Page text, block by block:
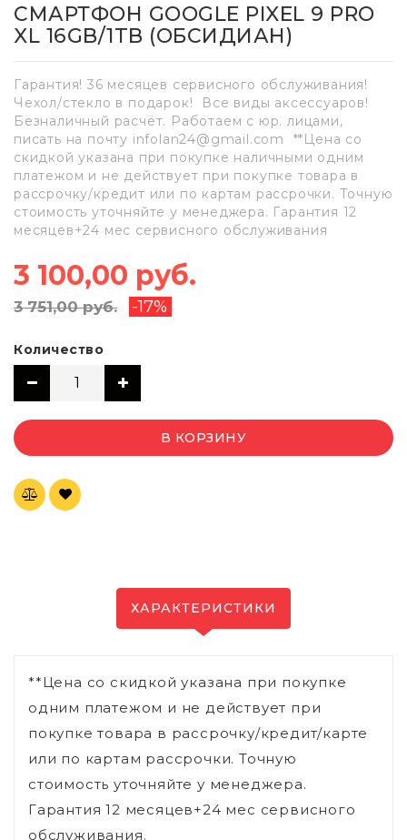
СМАРТФОН GOOGLE PIXEL 9 PRO
XL 16GB/1TB (ОБСИДИАН)
Гарантия! 36 месяцев сервисного обслуживания!
Чехол/стекло в подарок! Все виды аксессуаров!
Безналичный расчёт. Работаем с юр. лицами,
писать на почту infolan24@gmail.com **Цена со
скидкой указана при покупке наличными одним
платежом и не действует при покупке товара в
рассрочку/кредит или по картам рассрочки. Точную
стоимость уточняйте у менеджера. Гарантия 12
месяцев+24 мес сервисного обслуживания
3 100,00 руб.
3 751,00 руб. -17%
Количество
В КОРЗИНУ
ХАРАКТЕРИСТИКИ
**Цена со скидкой указана при покупке
одним платежом и не действует при
покупке товара в рассрочку/кредит/карте
или по картам рассрочки. Точную
стоимость уточняйте у менеджера.
Гарантия 12 месяцев+24 мес сервисного
обслуживания.